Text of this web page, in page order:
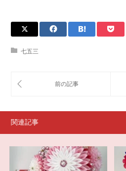
七五三
関連記事